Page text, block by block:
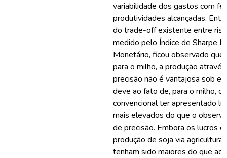
variabilidade dos gastos com
produtividades alcançadas.
do trade-off existente entre
medido pelo Índice de Sharpe
Monetário, ficou observado
para o milho, a produção
precisão não é vantajosa sob
deve ao fato de, para o milho, o
convencional ter apresentado
mais elevados do que o
de precisão. Embora os lucros
produção de soja via agricultura
tenham sido maiores do que